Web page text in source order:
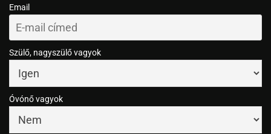
Email
Szülő, nagyszülő vagyok
Óvónő vagyok